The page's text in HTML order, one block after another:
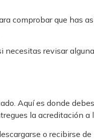
comprobar que has
revisar
Aquí es donde
la acreditación a
o recibirse